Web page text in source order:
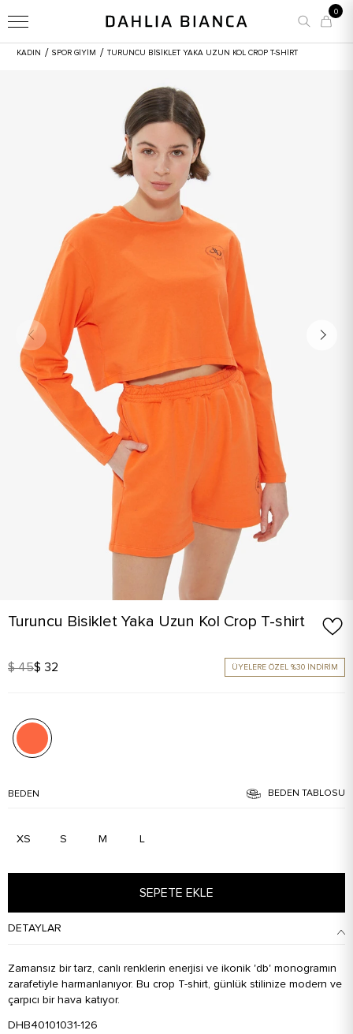
0
KADIN / SPOR GİYİM / TURUNCU BISIKLET YAKA UZUN KOL CROP T-SHIRT
Turuncu Bisiklet Yaka Uzun Kol Crop T-shirt
$ 45$ 32 ÜYELERE ÖZEL %30 İNDİRİM
BEDEN BEDEN TABLOSU
XS S M L
SEPETE EKLE
DETAYLAR
Zamansız bir tarz, canlı renklerin enerjisi ve ikonik 'db' monogramın
zarafetiyle harmanlanıyor. Bu crop T-shirt, günlük stilinize modern ve
çarpıcı bir hava katıyor.
DHB40101031-126